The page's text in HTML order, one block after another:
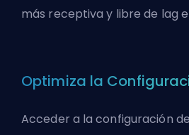
más receptiva y libre de lag
Optimiza la
Acceder a la configuración